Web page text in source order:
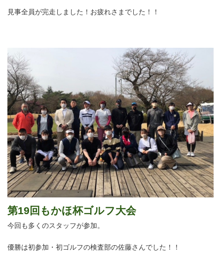
見事全員が完走しました！お疲れさまでした！！
第19回もかほ杯ゴルフ大会
今回も多くのスタッフが参加。
優勝は初参加・初ゴルフの検査部の佐藤さんでした！！